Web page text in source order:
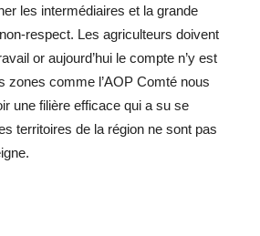
les intermédiaires et la grande
respect. Les agriculteurs doivent
or aujourd’hui le compte n’y est
zones comme l’AOP Comté nous
une filière efficace qui a su se
territoires de la région ne sont pas